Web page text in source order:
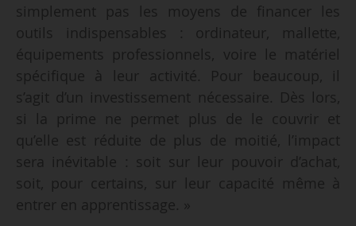
simplement pas les moyens de financer les
outils indispensables : ordinateur, mallette,
équipements professionnels, voire le matériel
spécifique à leur activité. Pour beaucoup, il
s’agit d’un investissement nécessaire. Dès lors,
si la prime ne permet plus de le couvrir et
qu’elle est réduite de plus de moitié, l’impact
sera inévitable : soit sur leur pouvoir d’achat,
soit, pour certains, sur leur capacité même à
entrer en apprentissage. »